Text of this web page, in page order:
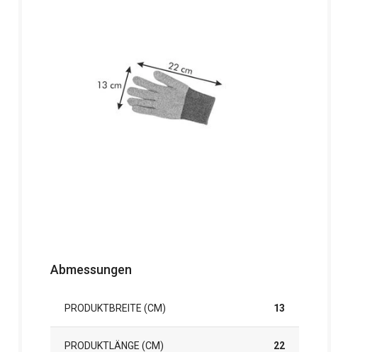
Abmessungen
PRODUKTBREITE (CM) 13
PRODUKTLÄNGE (CM) 22